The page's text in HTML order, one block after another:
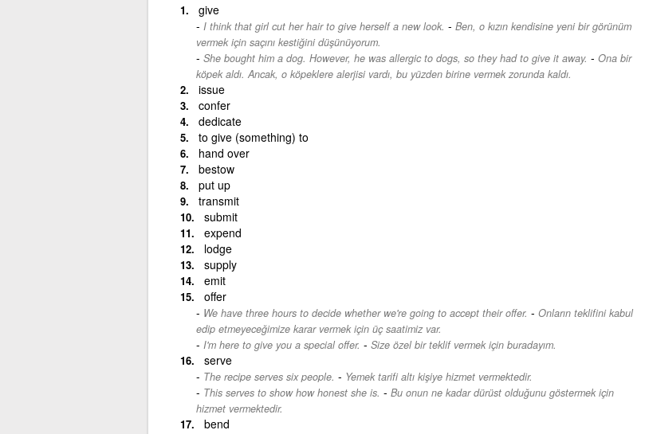
give
I think that girl cut her hair to give herself a new look. - Ben, o kızın kendisine yeni bir görünüm
vermek için saçını kestiğini düşünüyorum.
She bought him a dog. However, he was allergic to dogs, so they had to give it away. - Ona bir
köpek aldı. Ancak, o köpeklere alerjisi vardı, bu yüzden birine vermek zorunda kaldı.
issue
confer
dedicate
to give (something) to
hand over
bestow
put up
transmit
submit
expend
lodge
supply
emit
offer
We have three hours to decide whether we're going to accept their offer. - Onların teklifini kabul
edip etmeyeceğimize karar vermek için üç saatimiz var.
I'm here to give you a special offer. - Size özel bir teklif vermek için buradayım.
serve
The recipe serves six people. - Yemek tarifi altı kişiye hizmet vermektedir.
This serves to show how honest she is. - Bu onun ne kadar dürüst olduğunu göstermek için
hizmet vermektedir.
bend